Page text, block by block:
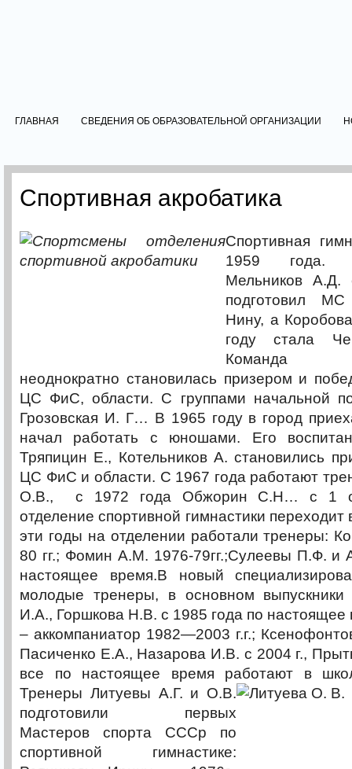
ГЛАВНАЯ СВЕДЕНИЯ ОБ ОБРАЗОВАТЕЛЬНОЙ ОРГАНИЗАЦИИ
Спортивная акробатика
Спортивная
1959 года.
Мельников А.Д.
подготовил
Нину, а
году стала
Команда
неоднократно становилась призером и
ЦС ФиС, области. С группами начальной
Грозовская И. Г… В 1965 году в город
начал работать с юношами. Его
Тряпицин Е., Котельников А. становились
ЦС ФиС и области. С 1967 года работают
О.В., с 1972 года Обжорин С.Н… с 1
отделение спортивной гимнастики
эти годы на отделении работали тренеры:
80 гг.; Фомин А.М. 1976-79гг.;Сулеевы П.Ф. и
настоящее время.В новый
молодые тренеры, в основном
И.А., Горшкова Н.В. с 1985 года по настоящее
– аккомпаниатор 1982—2003 г.г.;
Пасиченко Е.А., Назарова И.В. с 2004 г.,
все по настоящее время работают в
Тренеры Литуевы А.Г. и О.В.
подготовили первых
Мастеров спорта СССр по
спортивной гимнастике: